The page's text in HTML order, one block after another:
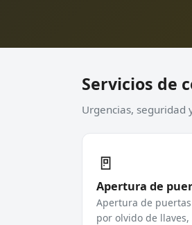
Servicios de
Urgencias, seguridad
🚪
Apertura de
Apertura de
por olvido de